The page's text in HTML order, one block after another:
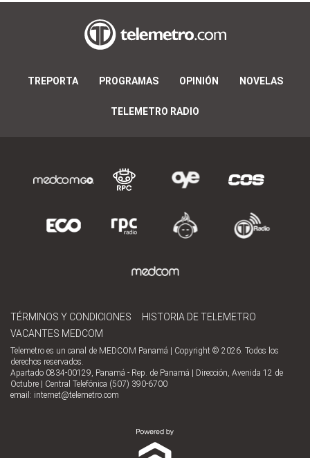
TREPORTA PROGRAMAS OPINIÓN NOVELAS
TELEMETRO RADIO
TÉRMINOS Y CONDICIONES
HISTORIA DE TELEMETRO
VACANTES MEDCOM
Telemetro es un canal de MEDCOM Panamá | Copyright © 2026. Todos los
derechos reservados.
Apartado 0834-00129, Panamá - Rep. de Panamá | Dirección, Avenida 12 de
Octubre | Central Telefónica (507) 390-6700
email: internet@telemetro.com